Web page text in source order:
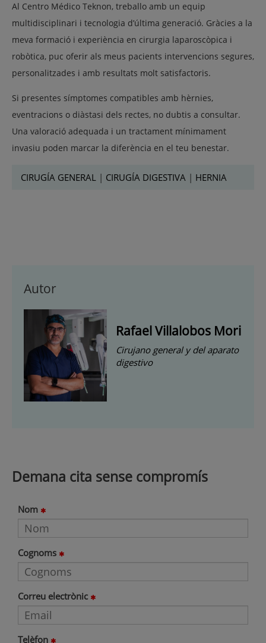
Al Centro Médico Teknon, treballo amb un equip
multidisciplinari i tecnologia d’última generació. Gràcies a la
meva formació i experiència en cirurgia laparoscòpica i
robòtica, puc oferir als meus pacients intervencions segures,
personalitzades i amb resultats molt satisfactoris.
Si presentes símptomes compatibles amb hèrnies,
eventracions o diàstasi dels rectes, no dubtis a consultar.
Una valoració adequada i un tractament mínimament
invasiu poden marcar la diferència en el teu benestar.
CIRUGÍA GENERAL | CIRUGÍA DIGESTIVA | HERNIA
Autor
Rafael Villalobos Mori
Cirujano general y del aparato
digestivo
Demana cita sense compromís
Nom
Cognoms
Correu electrònic
Telèfon